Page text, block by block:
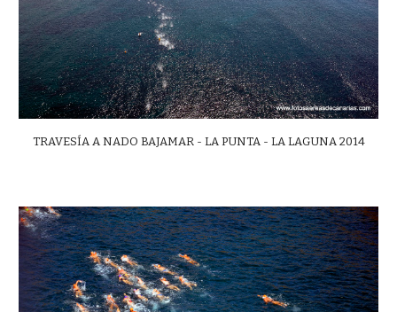
TRAVESÍA A NADO BAJAMAR - LA PUNTA - LA LAGUNA 2014